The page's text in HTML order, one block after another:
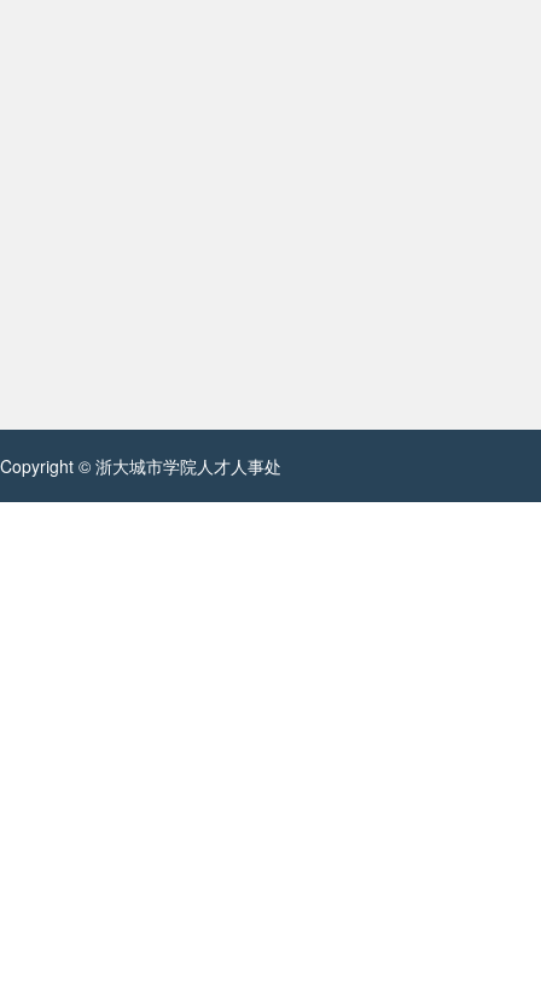
Copyright © 浙大城市学院人才人事处